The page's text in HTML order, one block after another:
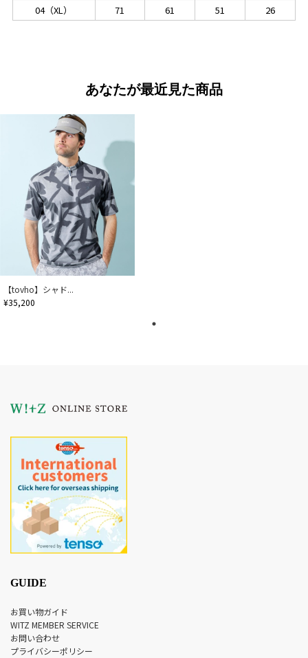
04（XL）
71 61 51 26
あなたが最近見た商品
【tovho】シャド...
¥35,200
GUIDE
お買い物ガイド
WITZ MEMBER SERVICE
お問い合わせ
プライバシーポリシー